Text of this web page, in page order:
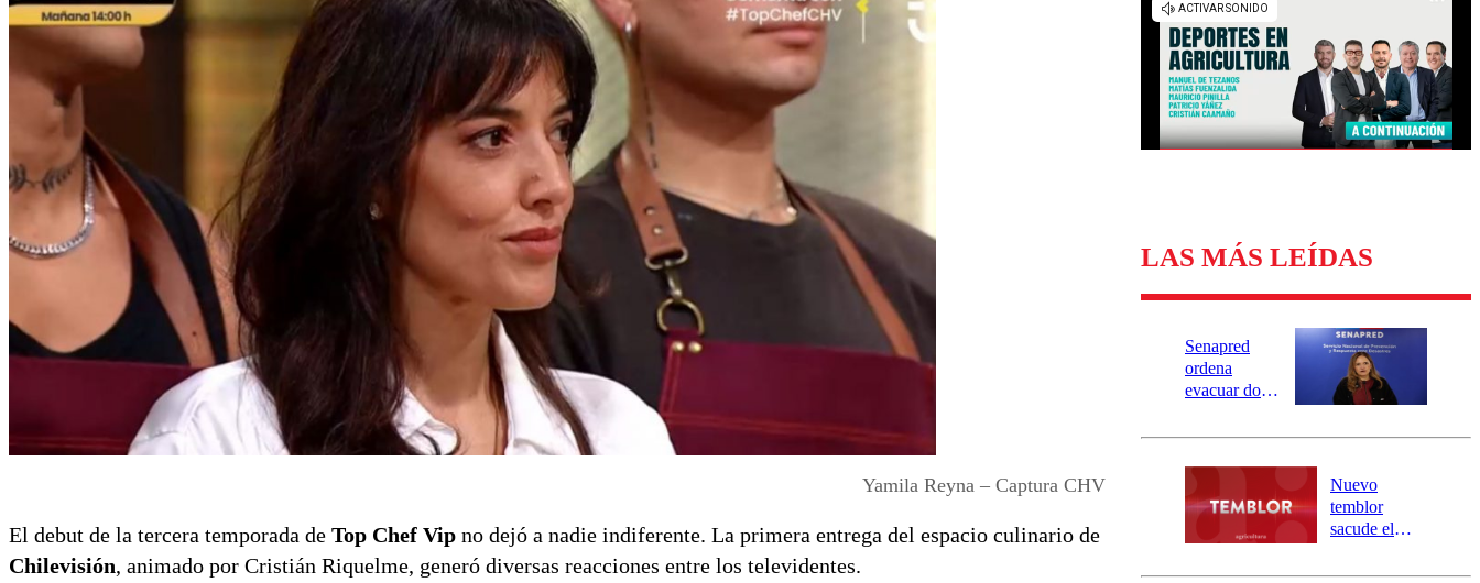
Universidad de Chile
Sustentabilidad
Yamila Reyna – Captura CHV
El debut de la tercera temporada de Top Chef Vip no dejó a nadie indiferente. La primera entrega del espacio culinario de
Chilevisión, animado por Cristián Riquelme, generó diversas reacciones entre los televidentes.
LAS MÁS LEÍDAS
Senapred
ordena
evacuar dos
Carahue por
río Damas:
activa
mensajería
SAE
Nuevo
temblor
sacude el
revisa la